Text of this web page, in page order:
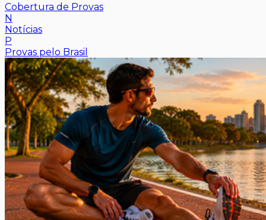
Cobertura de Provas
N
Notícias
P
Provas pelo Brasil